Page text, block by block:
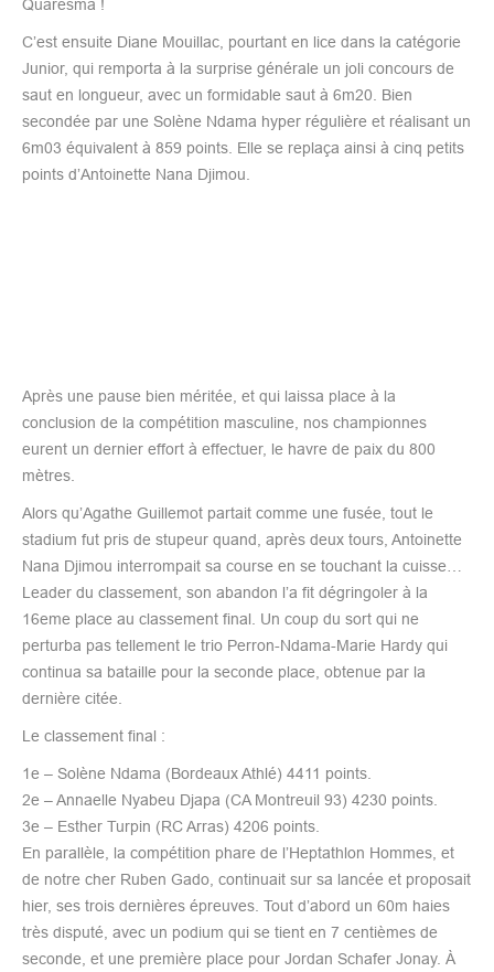
Quaresma !
C’est ensuite Diane Mouillac, pourtant en lice dans la catégorie
Junior, qui remporta à la surprise générale un joli concours de
saut en longueur, avec un formidable saut à 6m20. Bien
secondée par une Solène Ndama hyper régulière et réalisant un
6m03 équivalent à 859 points. Elle se replaça ainsi à cinq petits
points d’Antoinette Nana Djimou.
Après une pause bien méritée, et qui laissa place à la
conclusion de la compétition masculine, nos championnes
eurent un dernier effort à effectuer, le havre de paix du 800
mètres.
Alors qu’Agathe Guillemot partait comme une fusée, tout le
stadium fut pris de stupeur quand, après deux tours, Antoinette
Nana Djimou interrompait sa course en se touchant la cuisse…
Leader du classement, son abandon l’a fit dégringoler à la
16eme place au classement final. Un coup du sort qui ne
perturba pas tellement le trio Perron-Ndama-Marie Hardy qui
continua sa bataille pour la seconde place, obtenue par la
dernière citée.
Le classement final :
1e – Solène Ndama (Bordeaux Athlé) 4411 points.
2e – Annaelle Nyabeu Djapa (CA Montreuil 93) 4230 points.
3e – Esther Turpin (RC Arras) 4206 points.
En parallèle, la compétition phare de l’Heptathlon Hommes, et
de notre cher Ruben Gado, continuait sur sa lancée et proposait
hier, ses trois dernières épreuves. Tout d’abord un 60m haies
très disputé, avec un podium qui se tient en 7 centièmes de
seconde, et une première place pour Jordan Schafer Jonay. À